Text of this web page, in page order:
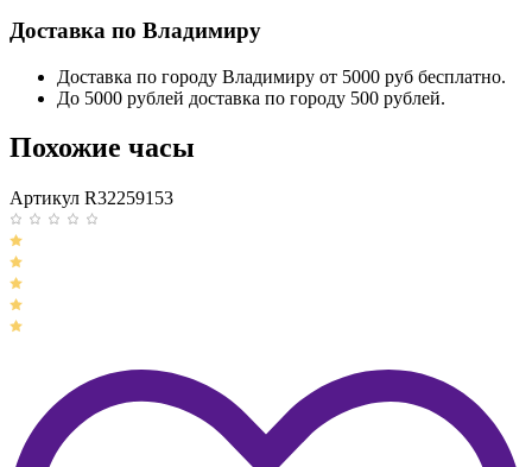
Доставка по Владимиру
Доставка по городу Владимиру от 5000 руб бесплатно.
До 5000 рублей доставка по городу 500 рублей.
Похожие часы
Артикул R32259153